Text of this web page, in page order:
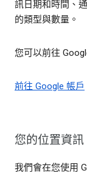
訊日期和時間、
的類型與數量。
您可以前往
前往 Google 帳戶
您的位置資訊
我們會在您使用